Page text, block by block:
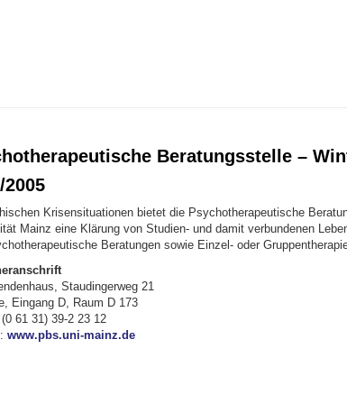
Beratungsstelle –
2005
Krisensituationen bietet die Psychotherapeutische
Mainz eine Klärung von Studien- und damit verbundenen
Beratungen sowie Einzel- oder
Staudingerweg 21
Eingang D, Raum D 173
61 31) 39-2 23 12
www.pbs.uni-mainz.de